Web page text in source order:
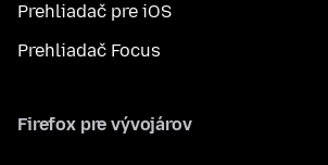
Prehliadač pre iOS
Prehliadač Focus
Firefox pre vývojárov